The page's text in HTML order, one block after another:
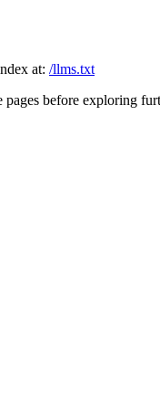
at: /llms.txt
before exploring